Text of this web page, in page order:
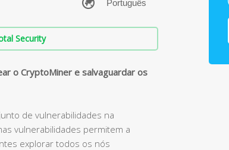
Security
o CryptoMiner e salvaguardar os
de vulnerabilidades na
vulnerabilidades permitem a
explorar todos os nós